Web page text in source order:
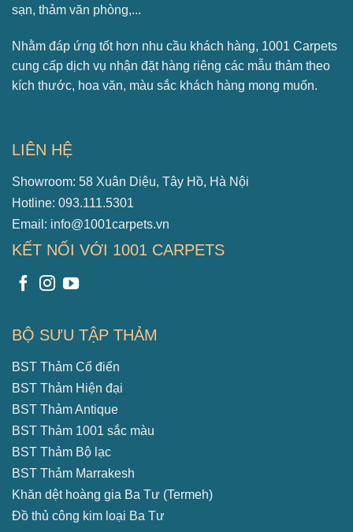
sạn, thảm văn phòng,...
Nhằm đáp ứng tốt hơn nhu cầu khách hàng, 1001 Carpets
cung cấp dịch vụ nhận đặt hàng riêng các mẫu thảm theo
kích thước, hoa văn, màu sắc khách hàng mong muốn.
LIÊN HỆ
Showroom: 58 Xuân Diệu, Tây Hồ, Hà Nội
Hotline: 093.111.5301
Email: info@1001carpets.vn
KẾT NỐI VỚI 1001 CARPETS
BỘ SƯU TẬP THẢM
BST Thảm Cổ điển
BST Thảm Hiện đại
BST Thảm Antique
BST Thảm 1001 sắc màu
BST Thảm Bộ lạc
BST Thảm Marrakesh
Khăn dệt hoàng gia Ba Tư (Termeh)
Đồ thủ công kim loại Ba Tư